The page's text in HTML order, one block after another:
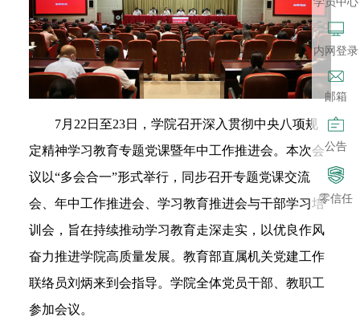
内网登录
邮箱
公告
零信任
7月22日至23日，学院召开深入贯彻中央八项规
定精神学习教育专题党课暨年中工作推进会。本次会
议以“多会合一”形式举行，同步召开专题党课交流
会、年中工作推进会、学习教育推进会与干部学习培
训会， 旨在持续推动学习教育走深走实，以优良作风
奋力推进学院高质量发展。教育部直属机关党建工作
联络员刘炳来到会指导。学院全体党员干部、教职工
参加会议。